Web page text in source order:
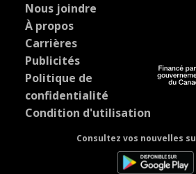
Nous joindre
À propos
Carrières
Publicités
Politique de
confidentialité
Condition d'utilisation
Consultez vos nouvelles